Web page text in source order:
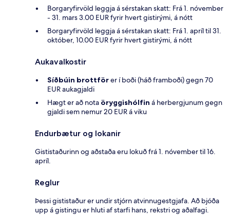
Borgaryfirvöld leggja á sérstakan skatt: Frá 1. nóvember
- 31. mars 3.00 EUR fyrir hvert gistirými, á nótt
Borgaryfirvöld leggja á sérstakan skatt: Frá 1. apríl til 31.
október, 10.00 EUR fyrir hvert gistirými, á nótt
Aukavalkostir
Síðbúin brottförer í boði (háð framboði) gegn 70
EUR aukagjaldi
Hægt er að nota öryggishólfin á herbergjunum gegn
gjaldi sem nemur 20 EUR á viku
Endurbætur og lokanir
Gististaðurinn og aðstaða eru lokuð frá 1. nóvember til 16.
apríl.
Reglur
Þessi gististaður er undir stjórn atvinnugestgjafa. Að bjóða
upp á gistingu er hluti af starfi hans, rekstri og aðalfagi.